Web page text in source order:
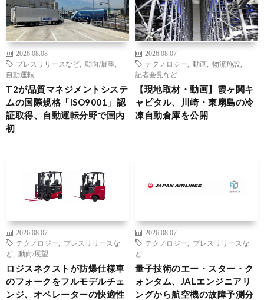
2026.08.08
プレスリリースなど
動向/展望
自動運転
T2が品質マネジメントシステ
ムの国際規格「ISO9001」認
証取得、自動運転分野で国内
初
2026.08.07
テクノロジー
動画 物流施設
記者会見など
【現地取材・動画】霞ヶ関キ
ャピタル、川崎・東扇島の冷
凍自動倉庫を公開
2026.08.07
テクノロジー
プレスリリースな
ど
動向/展望
ロジスネクストが防爆仕様車
のフォークをフルモデルチェ
ンジ、オペレーターの快適性
2026.08.07
テクノロジー
プレスリリースな
ど
量子技術のエー・スター・ク
ォンタム、JALエンジニアリ
ングから航空機の故障予測分